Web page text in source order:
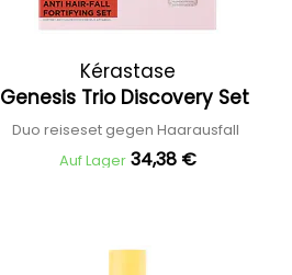
Kérastase
Genesis Trio Discovery Set
Duo reiseset gegen Haarausfall
Auf Lager 34,38 €